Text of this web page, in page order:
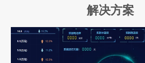
解决方案